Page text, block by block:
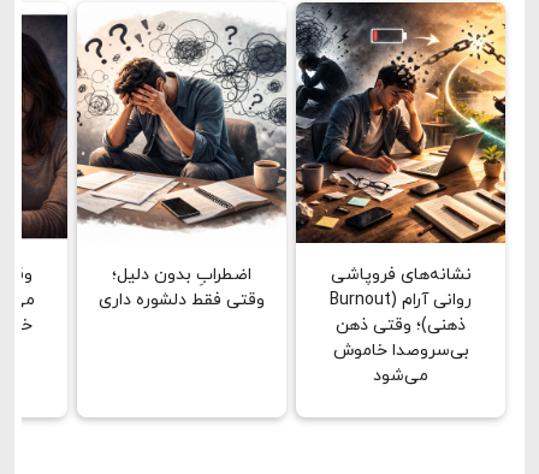
نشانه‌های فروپاشی
روانی آرام (Burnout
ذهنی)؛ وقتی ذهن
بی‌سروصدا خاموش
می‌شود
اضطرابِ بدون دلیل؛
وقتی فقط دلشوره داری
خشن